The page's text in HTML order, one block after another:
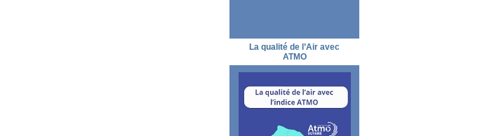
La qualité de l’Air avec
ATMO